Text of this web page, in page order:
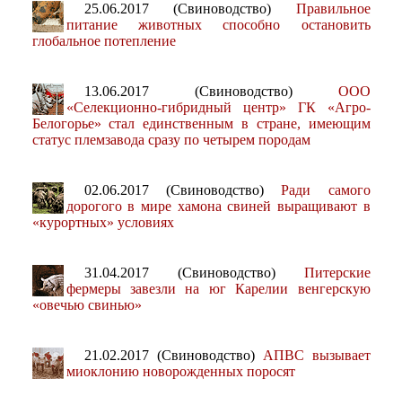
25.06.2017 (Свиноводство) Правильное
питание животных способно остановить
глобальное потепление
13.06.2017 (Свиноводство) ООО
«Селекционно-гибридный центр» ГК «Агро-
Белогорье» стал единственным в стране, имеющим
статус племзавода сразу по четырем породам
02.06.2017 (Свиноводство)Ради самого
дорогого в мире хамона свиней выращивают в
«курортных» условиях
31.04.2017 (Свиноводство) Питерские
фермеры завезли на юг Карелии венгерскую
«овечью свинью»
21.02.2017 (Свиноводство) АПВС вызывает
миоклонию новорожденных поросят